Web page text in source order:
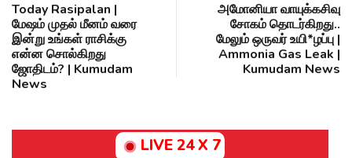
Today Rasipalan |
மேஷம் முதல் மீனம் வரை
இன்று உங்கள் ராசிக்கு
என்ன சொல்கிறது
ஜோதிடம்? | Kumudam
News
அமோனியா வாயுக்கசிவு
சோகம் தொடர்கிறது..
மேலும் ஒருவர் உயி*ழப்பு |
Ammonia Gas Leak |
Kumudam News
LIVE 24 X 7